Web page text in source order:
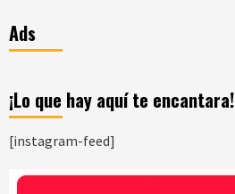
Ads
¡Lo que hay aquí te encantara!
[instagram-feed]